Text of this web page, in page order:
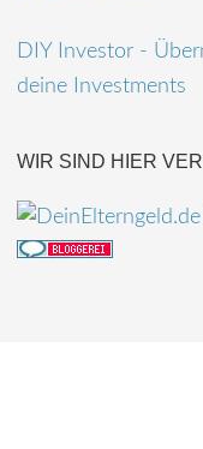
DIY Investor -
deine Investments
WIR SIND HIER